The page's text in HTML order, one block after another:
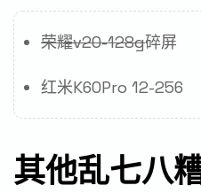
荣耀v20-128g碎屏
红米K60Pro 12-256
其他乱七八